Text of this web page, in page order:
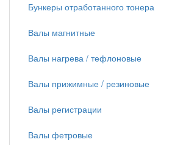
Бункеры отработанного тонера
Валы магнитные
Валы нагрева / тефлоновые
Валы прижимные / резиновые
Валы регистрации
Валы фетровые